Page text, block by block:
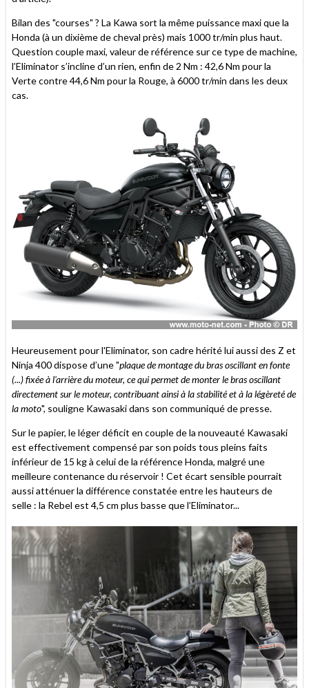
Bilan des "courses" ? La Kawa sort la même puissance maxi que la
Honda (à un dixième de cheval près) mais 1000 tr/min plus haut.
Question couple maxi, valeur de référence sur ce type de machine,
l’Eliminator s’incline d’un rien, enfin de 2 Nm : 42,6 Nm pour la
Verte contre 44,6 Nm pour la Rouge, à 6000 tr/min dans les deux
cas.
Heureusement pour l'Eliminator, son cadre hérité lui aussi des Z et
Ninja 400 dispose d’une "plaque de montage du bras oscillant en fonte
(...) fixée à l'arrière du moteur, ce qui permet de monter le bras oscillant
directement sur le moteur, contribuant ainsi à la stabilité et à la légèreté de
la moto", souligne Kawasaki dans son communiqué de presse.
Sur le papier, le léger déficit en couple de la nouveauté Kawasaki
est effectivement compensé par son poids tous pleins faits
inférieur de 15 kg à celui de la référence Honda, malgré une
meilleure contenance du réservoir ! Cet écart sensible pourrait
aussi atténuer la différence constatée entre les hauteurs de
selle : la Rebel est 4,5 cm plus basse que l’Eliminator...